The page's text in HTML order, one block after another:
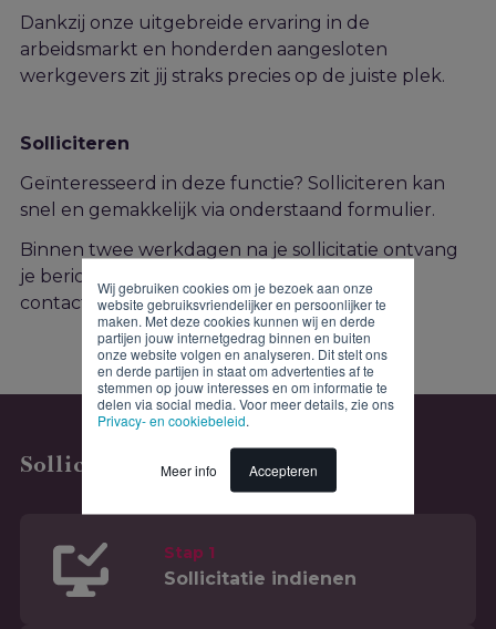
Wij gebruiken cookies om je bezoek aan onze
website gebruiksvriendelijker en persoonlijker te
maken. Met deze cookies kunnen wij en derde
partijen jouw internetgedrag binnen en buiten
onze website volgen en analyseren. Dit stelt ons
en derde partijen in staat om advertenties af te
stemmen op jouw interesses en om informatie te
delen via social media. Voor meer details, zie ons
Privacy- en cookiebeleid
Meer info Accepteren
Dankzij onze uitgebreide ervaring in de
arbeidsmarkt en honderden aangesloten
werkgevers zit jij straks precies op de juiste plek.
Solliciteren
Geïnteresseerd in deze functie? Solliciteren kan
snel en gemakkelijk via onderstaand formulier.
Binnen twee werkdagen na je sollicitatie ontvang
je bericht van ons. Heb je vragen? Neem dan
contact op met de recruiter!
Solliciteren
Stap 1
Sollicitatie indienen